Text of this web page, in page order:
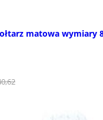
matowa wymiary